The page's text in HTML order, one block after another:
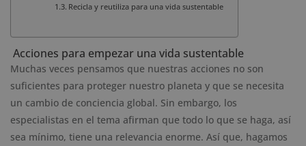
Recicla y reutiliza para una vida sustentable
Acciones para empezar una vida sustentable
Muchas veces pensamos que nuestras acciones no son
suficientes para proteger nuestro planeta y que se necesita
un cambio de conciencia global. Sin embargo, los
especialistas en el tema afirman que todo lo que se haga, así
sea mínimo, tiene una relevancia enorme. Así que, hagamos